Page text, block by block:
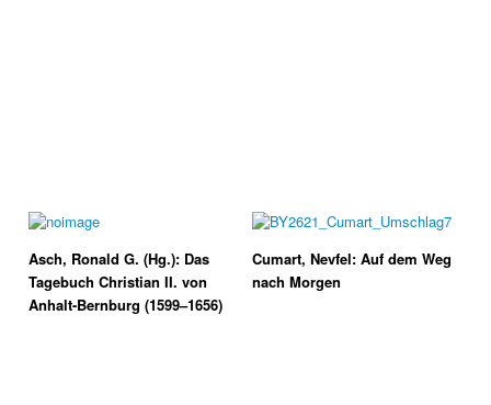
Asch, Ronald G. (Hg.): Das
Tagebuch Christian II. von
Anhalt-Bernburg (1599–1656)
Cumart, Nevfel: Auf dem Weg
nach Morgen